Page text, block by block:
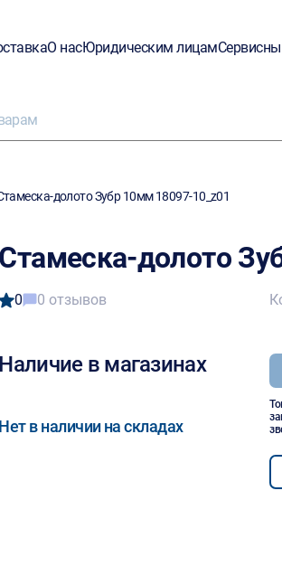
О насЮридическим лицам
долото Зубр 10мм 18097-10_z01
Стамеска-долото
0 0 отзывов
Наличие в магазинах
Нет в наличии на складах